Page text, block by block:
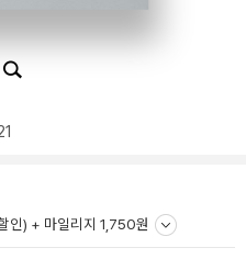
인) + 마일리지 1,750원